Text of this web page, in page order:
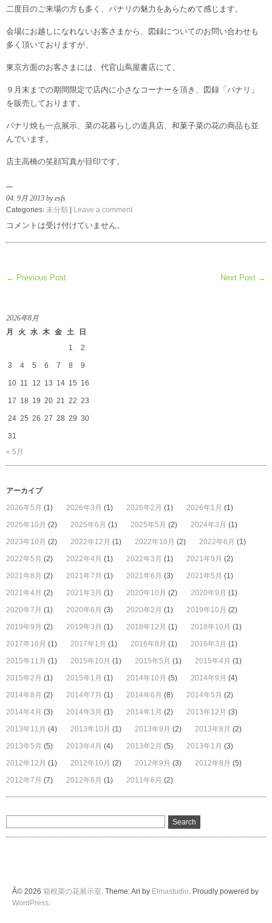
二度目のご来場の方も多く、パナリの魅力をあらためて感じます。
会場にお越しになれないお客さまから、図録についてのお問い合わせも
多く頂いておりますが、
東京方面のお客さまには、代官山蔦屋書店にて、
９月末までの期間限定で店内に小さなコーナーを頂き、図録「パナリ」
を販売しております。
パナリ焼も一点展示、菜の花暮らしの道具店、和菓子菜の花の商品も並
んでいます。
店主高橋の笑顔写真が目印です。
04. 9月 2013 by esfs
Categories: 未分類 Leave a comment
コメントは受け付けていません。
← Previous Post Next Post →
2026年8月
月
火 水 木 金 土
日
1
2
3 4 5 6 7 8 9
10 11 12 13 14 15 16
17 18 19 20 21 22 23
24 25 26 27 28 29 30
31
« 5月
アーカイブ
2026年5月 (1) 2026年3月 (1) 2026年2月 (1) 2026年1月 (1)
2025年10月 (2) 2025年6月 (1) 2025年5月 (2) 2024年3月 (1)
2023年10月 (2) 2022年12月 (1) 2022年10月 (2) 2022年6月 (1)
2022年5月 (2) 2022年4月 (1) 2022年3月 (1) 2021年9月 (2)
2021年8月 (2) 2021年7月 (1) 2021年6月 (3) 2021年5月 (1)
2021年4月 (2) 2021年3月 (1) 2020年10月 (2) 2020年9月 (1)
2020年7月 (1) 2020年6月 (3) 2020年2月 (1) 2019年10月 (2)
2019年9月 (2) 2019年3月 (1) 2018年12月 (1) 2018年10月 (1)
2017年10月 (1) 2017年1月 (1) 2016年8月 (1) 2016年3月 (1)
2015年11月 (1) 2015年10月 (1) 2015年5月 (1) 2015年4月 (1)
2015年2月 (1) 2015年1月 (1) 2014年10月 (5) 2014年9月 (4)
2014年8月 (2) 2014年7月 (1) 2014年6月 (8) 2014年5月 (2)
2014年4月 (3) 2014年3月 (1) 2014年1月 (2) 2013年12月 (3)
2013年11月 (4) 2013年10月 (1) 2013年9月 (2) 2013年8月 (2)
2013年5月 (5) 2013年4月 (4) 2013年2月 (5) 2013年1月 (3)
2012年12月 (1) 2012年10月 (2) 2012年9月 (3) 2012年8月 (5)
2012年7月 (7) 2012年6月 (1) 2011年6月 (2)
Â© 2026 箱根菜の花展示室. Theme: Ari by Elmastudio. Proudly powered by
WordPress.